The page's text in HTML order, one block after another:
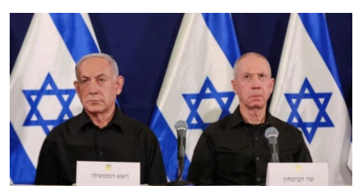
TÁRSADALOM
DEMOKRÁCIA
A PÉNZ NYOMÁBAN
EURÓPAI UNIÓ
VILÁG
KLÍMAVÁLTOZÁS